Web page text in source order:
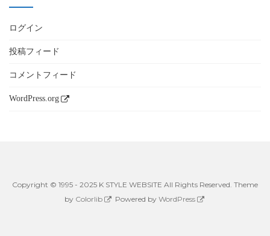
ログイン
投稿フィード
コメントフィード
WordPress.org
Copyright © 1995 - 2025 K STYLE WEBSITE All Rights Reserved. Theme
by Colorlib Powered by WordPress